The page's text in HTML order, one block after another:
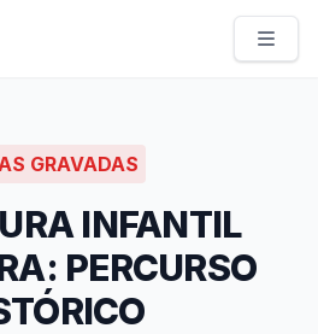
GRAVADAS
INFANTIL
PERCURSO